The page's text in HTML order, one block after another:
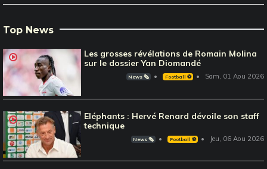
Top News
Les grosses révélations de Romain Molina
sur le dossier Yan Diomandé
News 🗞️ Football ⚽️ Sam, 01 Aou 2026
Eléphants : Hervé Renard dévoile son staff
technique
News 🗞️ Football ⚽️ Jeu, 06 Aou 2026